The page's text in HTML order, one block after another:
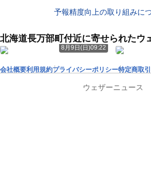
予報精度向上の取り組みに
北海道長万部町付近に寄せられたウ
8月9日(日)09:22
会社概要利用規約プライバシーポリシー特定商取
ウェザーニュース